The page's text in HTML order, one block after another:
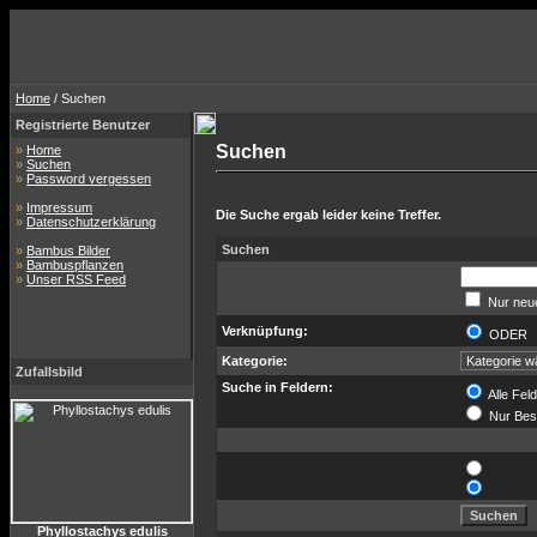
Home / Suchen
Registrierte Benutzer
» Home
» Suchen
» Password vergessen
» Impressum
» Datenschutzerklärung
» Bambus Bilder
» Bambuspflanzen
» Unser RSS Feed
Zufallsbild
Phyllostachys edulis
Suchen
Die Suche ergab leider keine Treffer.
Suchen
Nur
Verknüpfung:
ODER
Kategorie:
Suche in Feldern:
Alle
Nur